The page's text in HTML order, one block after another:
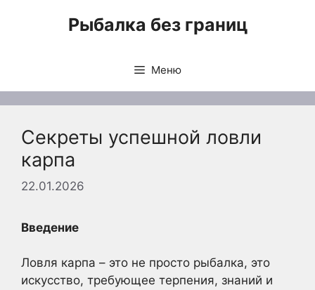
Рыбалка без границ
Меню
Секреты успешной ловли
карпа
22.01.2026
Введение
Ловля карпа – это не просто рыбалка, это
искусство, требующее терпения, знаний и